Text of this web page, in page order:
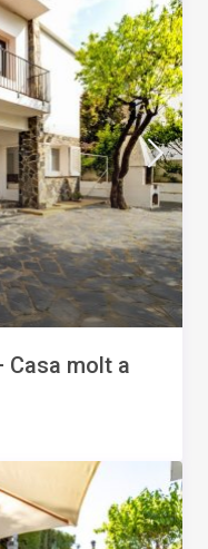
Casa molt a